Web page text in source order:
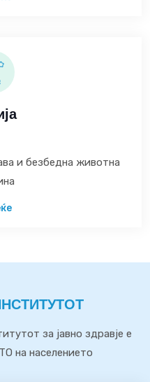
и безбедна животна
за јавно здравје е
на населението